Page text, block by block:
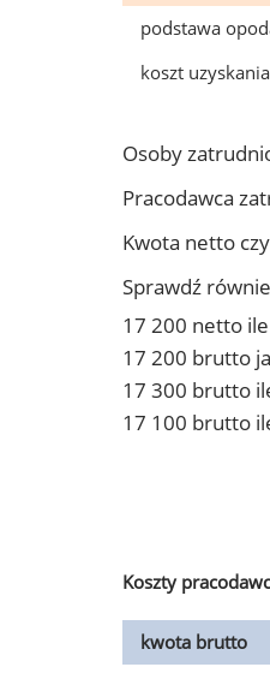
podstawa
koszt
Osoby
Pracodawca
Kwota netto
Sprawdź
17 200 netto
17 200 brutto
17 300 brutto
17 100 brutto
Koszty
kwota brutto